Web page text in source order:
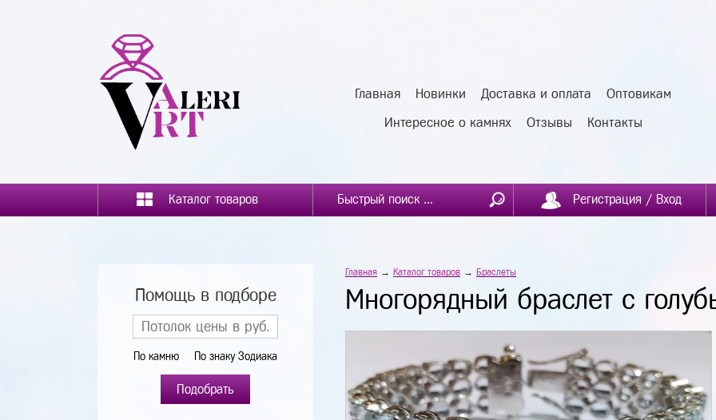
Главная Новинки Доставка и оплата Оптовикам
Интересное о камнях Отзывы Контакты
Каталог товаров Регистрация / Вход
Помощь в подборе
По камню По знаку Зодиака
Подобрать
Главная → Каталог товаров → Браслеты
Многорядный браслет с